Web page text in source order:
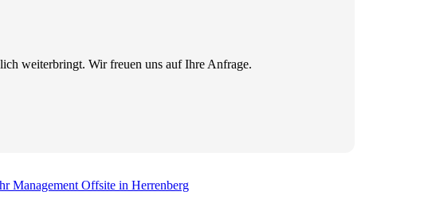
weiterbringt. Wir freuen uns auf Ihre Anfrage.
Management Offsite in Herrenberg